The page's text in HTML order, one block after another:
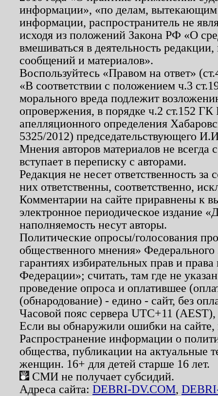
информации», «по делам, вытекающим
информации, распространитель не
исходя из положений Закона РФ «О
вмешиваться в деятельность
сообщений и материалов».
Воспользуйтесь «Правом на ответ»
«В соответствии с положением ч.3
морального вреда подлежит
опровержения, в порядке ч.2 ст.152
апелляционного определения
5325/2012) председательствующего
Мнения авторов материалов не
вступает в переписку с авторами.
Редакция не несет ответственность
них ответственны, соответственно,
Комментарии на сайте приравнены к
электронное периодическое издание
наполняемость несут авторы.
Политические опросы/голосования
общественного мнения»
гарантиях избирательных прав и
Федерации»; считать, там где не
проведение опроса и оплатившее
(обнародование) - едино - сайт, без
Часовой пояс сервера UTC+11
Если вы обнаружили ошибки на
Распространение информации о
общества, публикации на актуальные
женщин. 16+ для детей старше 16 лет.
СМИ не получает субсидий.
Адреса сайта: DEBRI-DV.COM,